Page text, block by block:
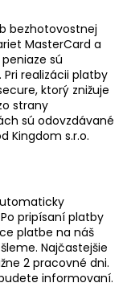
bezhotovostnej
MasterCard a
sú
realizácii platby
ktorý znižuje
strany
sú odovzdávané
Kingdom s.r.o.
pripísaní platby
platbe na náš
Najčastejšie
2 pracovné dni.
informovaní.